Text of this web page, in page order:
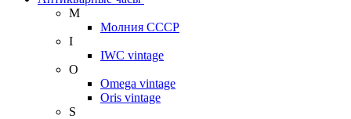
М
Молния СССР
I
IWC vintage
O
Omega vintage
Oris vintage
S